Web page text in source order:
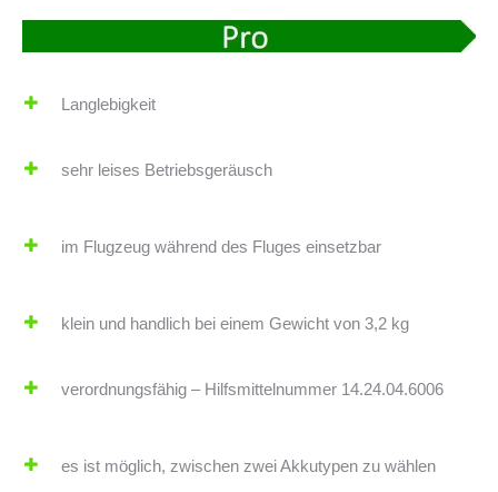
Langlebigkeit
sehr leises Betriebsgeräusch
im Flugzeug während des Fluges einsetzbar
klein und handlich bei einem Gewicht von 3,2 kg
verordnungsfähig – Hilfsmittelnummer 14.24.04.6006
es ist möglich, zwischen zwei Akkutypen zu wählen